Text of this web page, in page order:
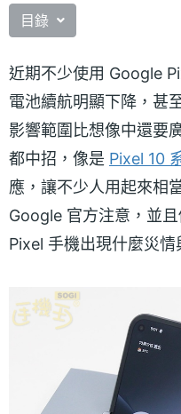
目錄
近期不少使用 Google
電池續航明顯下降，甚
影響範圍比想像中還要
都中招，像是 Pixel 10
應，讓不少人用起來相
Google 官方注意，並
Pixel 手機出現什麼災情